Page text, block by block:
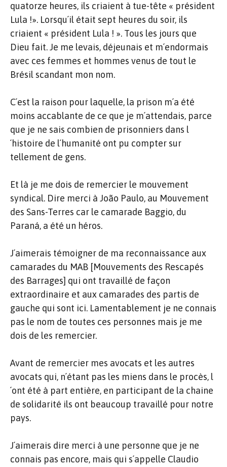
quatorze heures, ils criaient à tue-tête « président
Lula !». Lorsqu´il était sept heures du soir, ils
criaient « président Lula ! ». Tous les jours que
Dieu fait. Je me levais, déjeunais et m´endormais
avec ces femmes et hommes venus de tout le
Brésil scandant mon nom.
C´est la raison pour laquelle, la prison m´a été
moins accablante de ce que je m´attendais, parce
que je ne sais combien de prisonniers dans l
´histoire de l´humanité ont pu compter sur
tellement de gens.
Et là je me dois de remercier le mouvement
syndical. Dire merci à João Paulo, au Mouvement
des Sans-Terres car le camarade Baggio, du
Paraná, a été un héros.
J´aimerais témoigner de ma reconnaissance aux
camarades du MAB [Mouvements des Rescapés
des Barrages] qui ont travaillé de façon
extraordinaire et aux camarades des partis de
gauche qui sont ici. Lamentablement je ne connais
pas le nom de toutes ces personnes mais je me
dois de les remercier.
Avant de remercier mes avocats et les autres
avocats qui, n´étant pas les miens dans le procès, l
´ont été à part entière, en participant de la chaine
de solidarité ils ont beaucoup travaillé pour notre
pays.
J´aimerais dire merci à une personne que je ne
connais pas encore, mais qui s´appelle Claudio